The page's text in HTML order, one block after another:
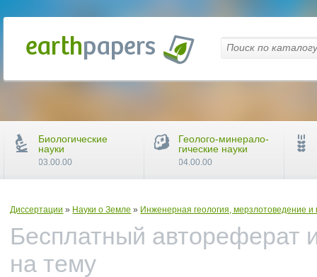
Диссертации » Науки о Земле » Инженерная геология, мерзлотоведение и
Бесплатный автореферат
на тему
Биологические
науки
03.00.00
Геолого-минерало-
гические науки
04.00.00